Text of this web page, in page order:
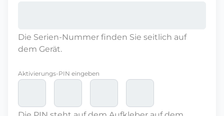
Die Serien-Nummer finden Sie seitlich auf
dem Gerät.
Aktivierungs-PIN eingeben